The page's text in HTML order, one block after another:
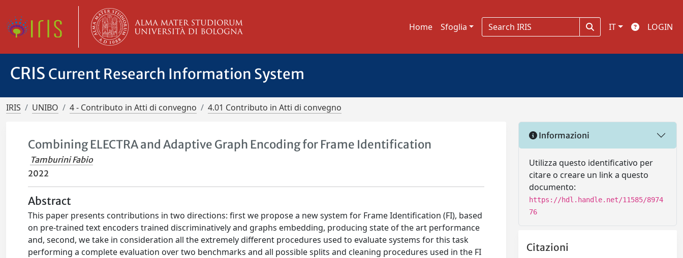
Home Sfoglia IT LOGIN
CRIS Current Research Information System
IRIS UNIBO 4 - Contributo in Atti di convegno 4.01 Contributo in Atti di convegno
Combining ELECTRA and Adaptive Graph Encoding for Frame Identification
Tamburini Fabio
2022
Abstract
This paper presents contributions in two directions: first we propose a new system for Frame Identification (FI), based
on pre-trained text encoders trained discriminatively and graphs embedding, producing state of the art performance
and, second, we take in consideration all the extremely different procedures used to evaluate systems for this task
performing a complete evaluation over two benchmarks and all possible splits and cleaning procedures used in the FI
Informazioni
Utilizza questo identificativo per
citare o creare un link a questo
documento:
https://hdl.handle.net/11585/8974
76
Citazioni